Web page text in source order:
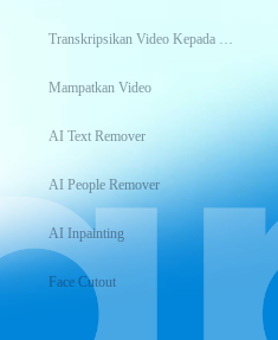
Transkripsikan Video Kepada Teks
Mampatkan Video
AI Text Remover
AI People Remover
AI Inpainting
Face Cutout